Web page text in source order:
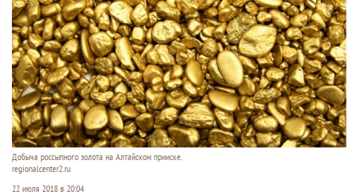
Добыча россыпного золота на Алтайском прииске.
regionalcenter2.ru
22 июля 2018 в 20:04